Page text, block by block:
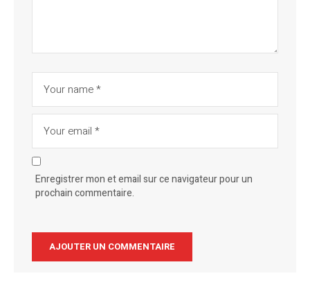
Enregistrer mon et email sur ce navigateur pour un
prochain commentaire.